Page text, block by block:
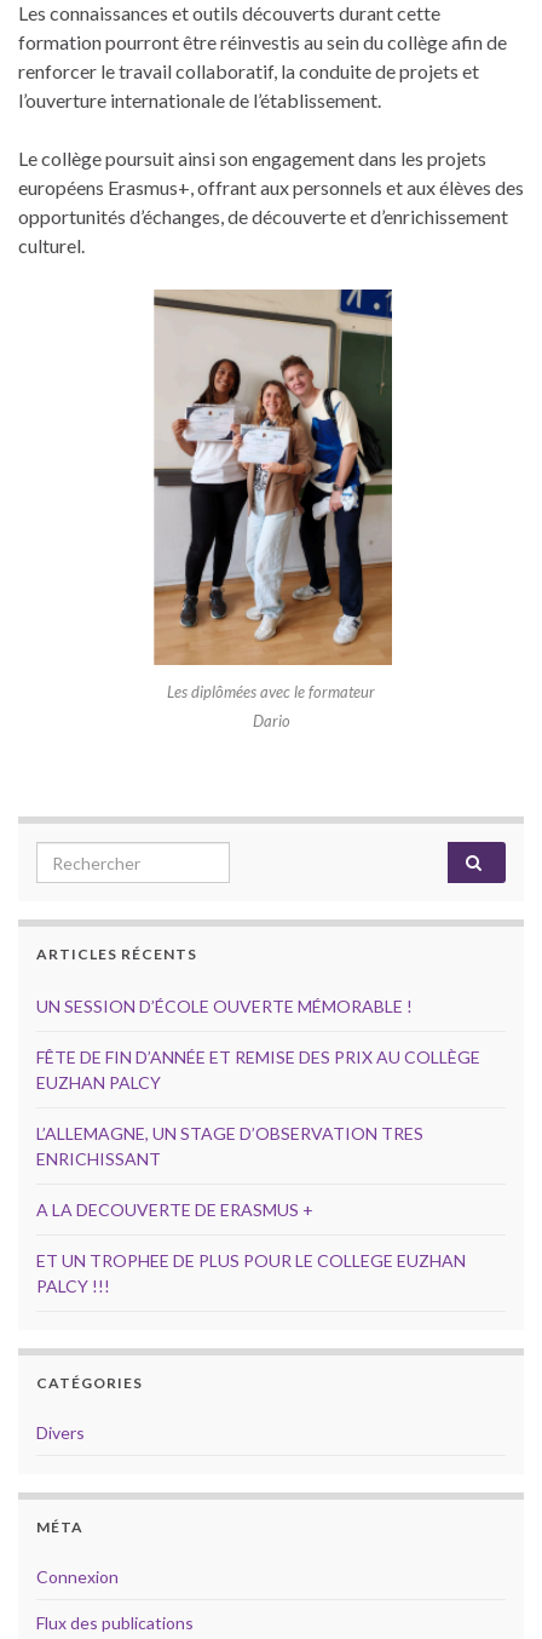
Les connaissances et outils découverts durant cette
formation pourront être réinvestis au sein du collège afin de
renforcer le travail collaboratif, la conduite de projets et
l’ouverture internationale de l’établissement.
Le collège poursuit ainsi son engagement dans les projets
européens Erasmus+, offrant aux personnels et aux élèves des
opportunités d’échanges, de découverte et d’enrichissement
culturel.
Les diplômées avec le formateur
Dario
Search for:
ARTICLES RÉCENTS
UN SESSION D’ÉCOLE OUVERTE MÉMORABLE !
FÊTE DE FIN D’ANNÉE ET REMISE DES PRIX AU COLLÈGE
EUZHAN PALCY
L’ALLEMAGNE, UN STAGE D’OBSERVATION TRES
ENRICHISSANT
A LA DECOUVERTE DE ERASMUS +
ET UN TROPHEE DE PLUS POUR LE COLLEGE EUZHAN
PALCY !!!
CATÉGORIES
Divers
MÉTA
Connexion
Flux des publications